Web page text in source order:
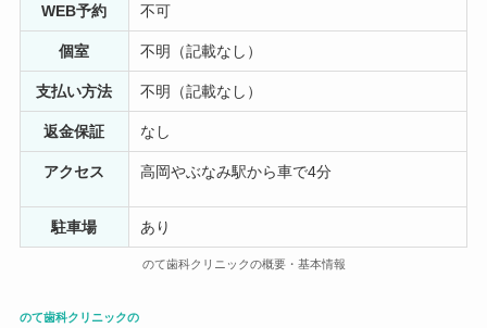
こちらの歯医者は、新しいので良いと思っていきまし
た。子供3歳の歯を見て頂きたくて 行きました。この歳
は、ちょっとしたことでも不安になって、泣いたりして
歯を見る事や治療も手こずってしまうと思います。 先生
は、ちらっとしか見てくれず あとは、歯科衛生士に任せ
きりでした。 先生に、歯のことをお話してる時 何人か後
ろでクスクスと笑い声。 手際も悪くなかなか子供が口を
できません。 特に幼児向けではないかと思います。 お探
しの方に少しでも参考になればと思いました。
1 年前
WEB予約 不可
個室 不明（記載なし）
支払い方法 不明（記載なし）
返金保証 なし
アクセス 高岡やぶなみ駅から車で4分
駐車場 あり
のて歯科クリニックの概要・基本情報
のて歯科クリニックの